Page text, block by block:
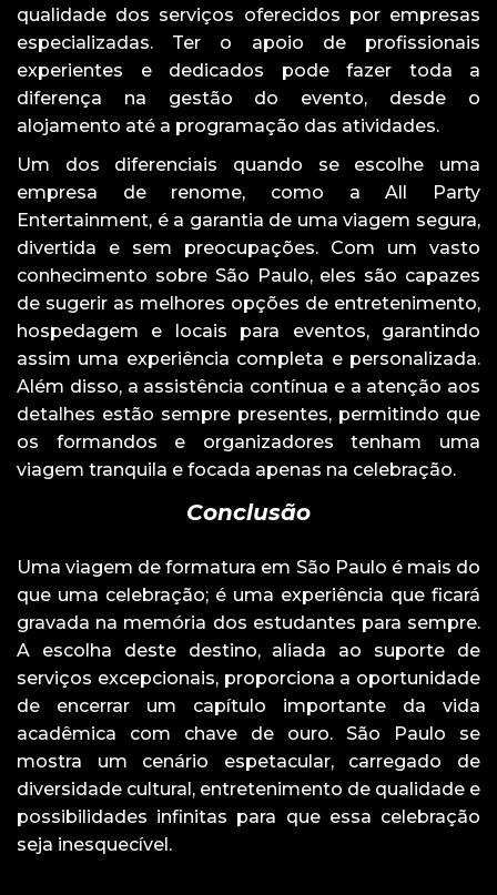
qualidade dos serviços oferecidos por empresas
especializadas. Ter o apoio de profissionais
experientes e dedicados pode fazer toda a
diferença na gestão do evento, desde o
alojamento até a programação das atividades.
Um dos diferenciais quando se escolhe uma
empresa de renome, como a All Party
Entertainment, é a garantia de uma viagem segura,
divertida e sem preocupações. Com um vasto
conhecimento sobre São Paulo, eles são capazes
de sugerir as melhores opções de entretenimento,
hospedagem e locais para eventos, garantindo
assim uma experiência completa e personalizada.
Além disso, a assistência contínua e a atenção aos
detalhes estão sempre presentes, permitindo que
os formandos e organizadores tenham uma
viagem tranquila e focada apenas na celebração.
Conclusão
Uma viagem de formatura em São Paulo é mais do
que uma celebração; é uma experiência que ficará
gravada na memória dos estudantes para sempre.
A escolha deste destino, aliada ao suporte de
serviços excepcionais, proporciona a oportunidade
de encerrar um capítulo importante da vida
acadêmica com chave de ouro. São Paulo se
mostra um cenário espetacular, carregado de
diversidade cultural, entretenimento de qualidade e
possibilidades infinitas para que essa celebração
seja inesquecível.